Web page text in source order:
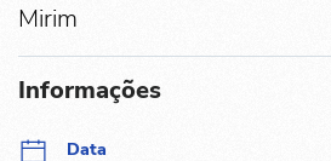
Mirim
Informações
Data